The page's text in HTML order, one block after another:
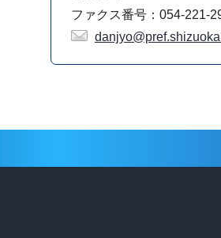
ファクス番号：054-221-